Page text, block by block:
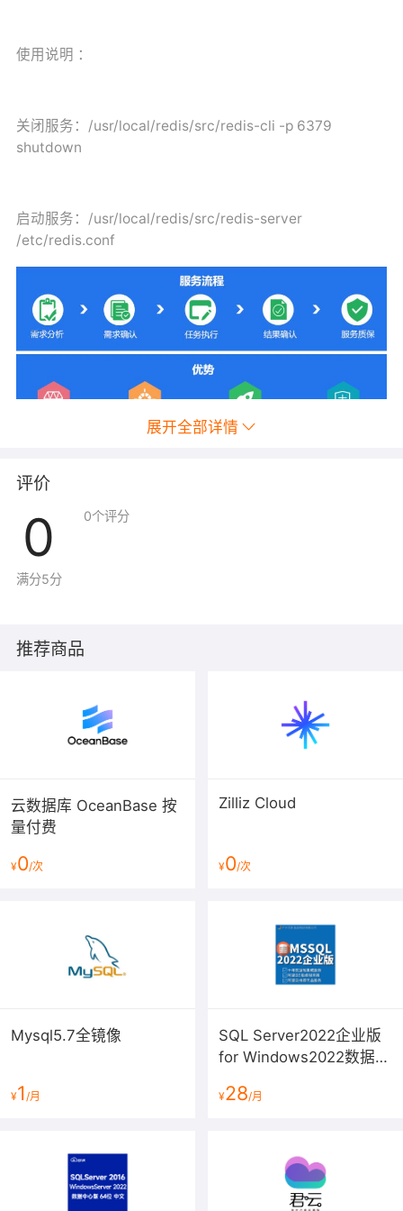
使用说明 ：
关闭服务： /usr/local/redis/src/redis-cli -p 6379
shutdown
启动服务： /usr/local/redis/src/redis-server
/etc/redis.conf
展开全部详情
评价
0
满分5分
0个评分
推荐商品
云数据库 OceanBase 按
量付费
¥0/次
Zilliz Cloud
¥0/次
Mysql5.7全镜像
¥1 /月
SQL Server2022企业版
for Windows2022数据中
更新）
¥28/月